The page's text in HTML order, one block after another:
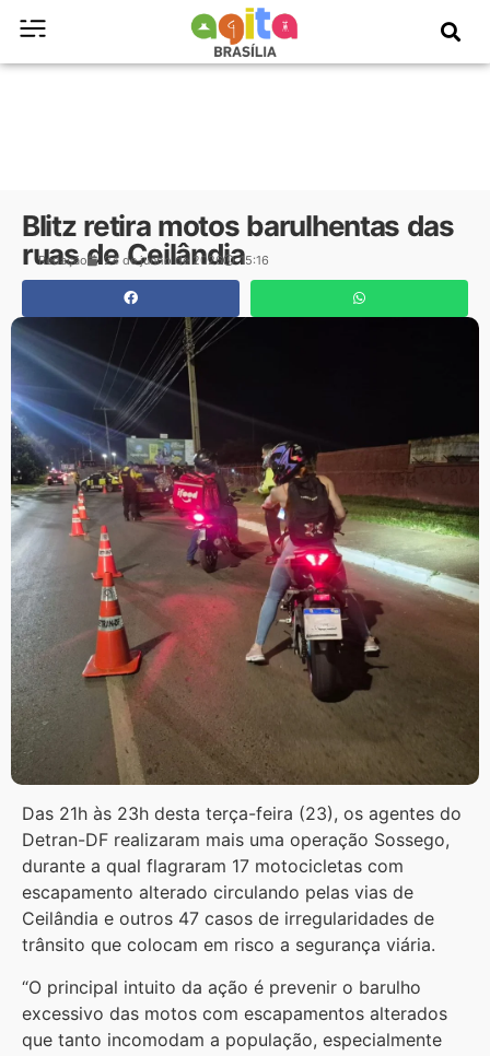
Blitz retira motos barulhentas das
ruas de Ceilândia
Redação 24 de junho de 2026 15:16
Das 21h às 23h desta terça-feira (23), os agentes do
Detran-DF realizaram mais uma operação Sossego,
durante a qual flagraram 17 motocicletas com
escapamento alterado circulando pelas vias de
Ceilândia e outros 47 casos de irregularidades de
trânsito que colocam em risco a segurança viária.
“O principal intuito da ação é prevenir o barulho
excessivo das motos com escapamentos alterados
que tanto incomodam a população, especialmente